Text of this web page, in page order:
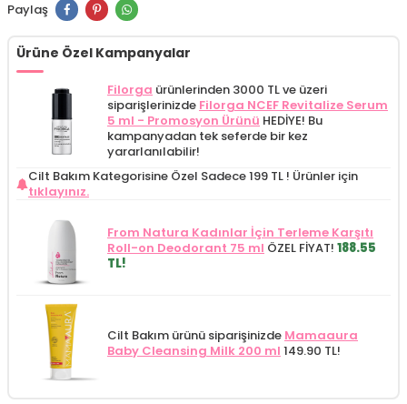
Paylaş
Ürüne Özel Kampanyalar
Filorga ürünlerinden 3000 TL ve üzeri
siparişlerinizde Filorga NCEF Revitalize Serum
5 ml - Promosyon Ürünü HEDİYE! Bu
kampanyadan tek seferde bir kez
yararlanılabilir!
Cilt Bakım Kategorisine Özel Sadece 199 TL ! Ürünler için
tıklayınız.
From Natura Kadınlar İçin Terleme Karşıtı
Roll-on Deodorant 75 ml ÖZEL FİYAT! 188.55
TL!
Cilt Bakım ürünü siparişinizde Mamaaura
Baby Cleansing Milk 200 ml 149.90 TL!